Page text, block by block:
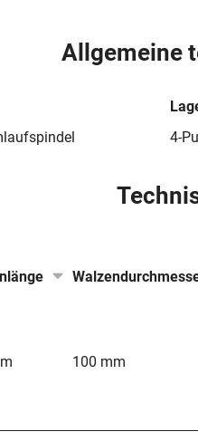
Allgemeine
4-
100 mm